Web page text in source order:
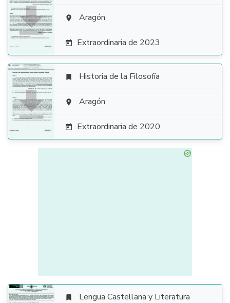
  Aragón
 Extraordinaria de 2023

 Historia de la Filosofía
 Aragón
 Extraordinaria de 2020
 Lengua Castellana y Literatura